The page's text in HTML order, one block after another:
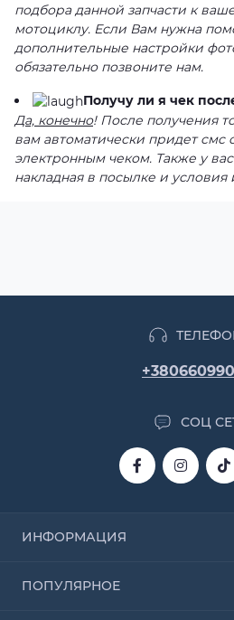
подбора данной запчасти к
мотоциклу. Если Вам нужна
дополнительные настройки
обязательно позвоните нам.
Получу ли я чек
Да, конечно! После получения
вам автоматически придет смс
электронным чеком. Также у
накладная в посылке и условия
СОЦ
ИНФОРМАЦИЯ
Доставка и оплата
ПОПУЛЯРНОЕ